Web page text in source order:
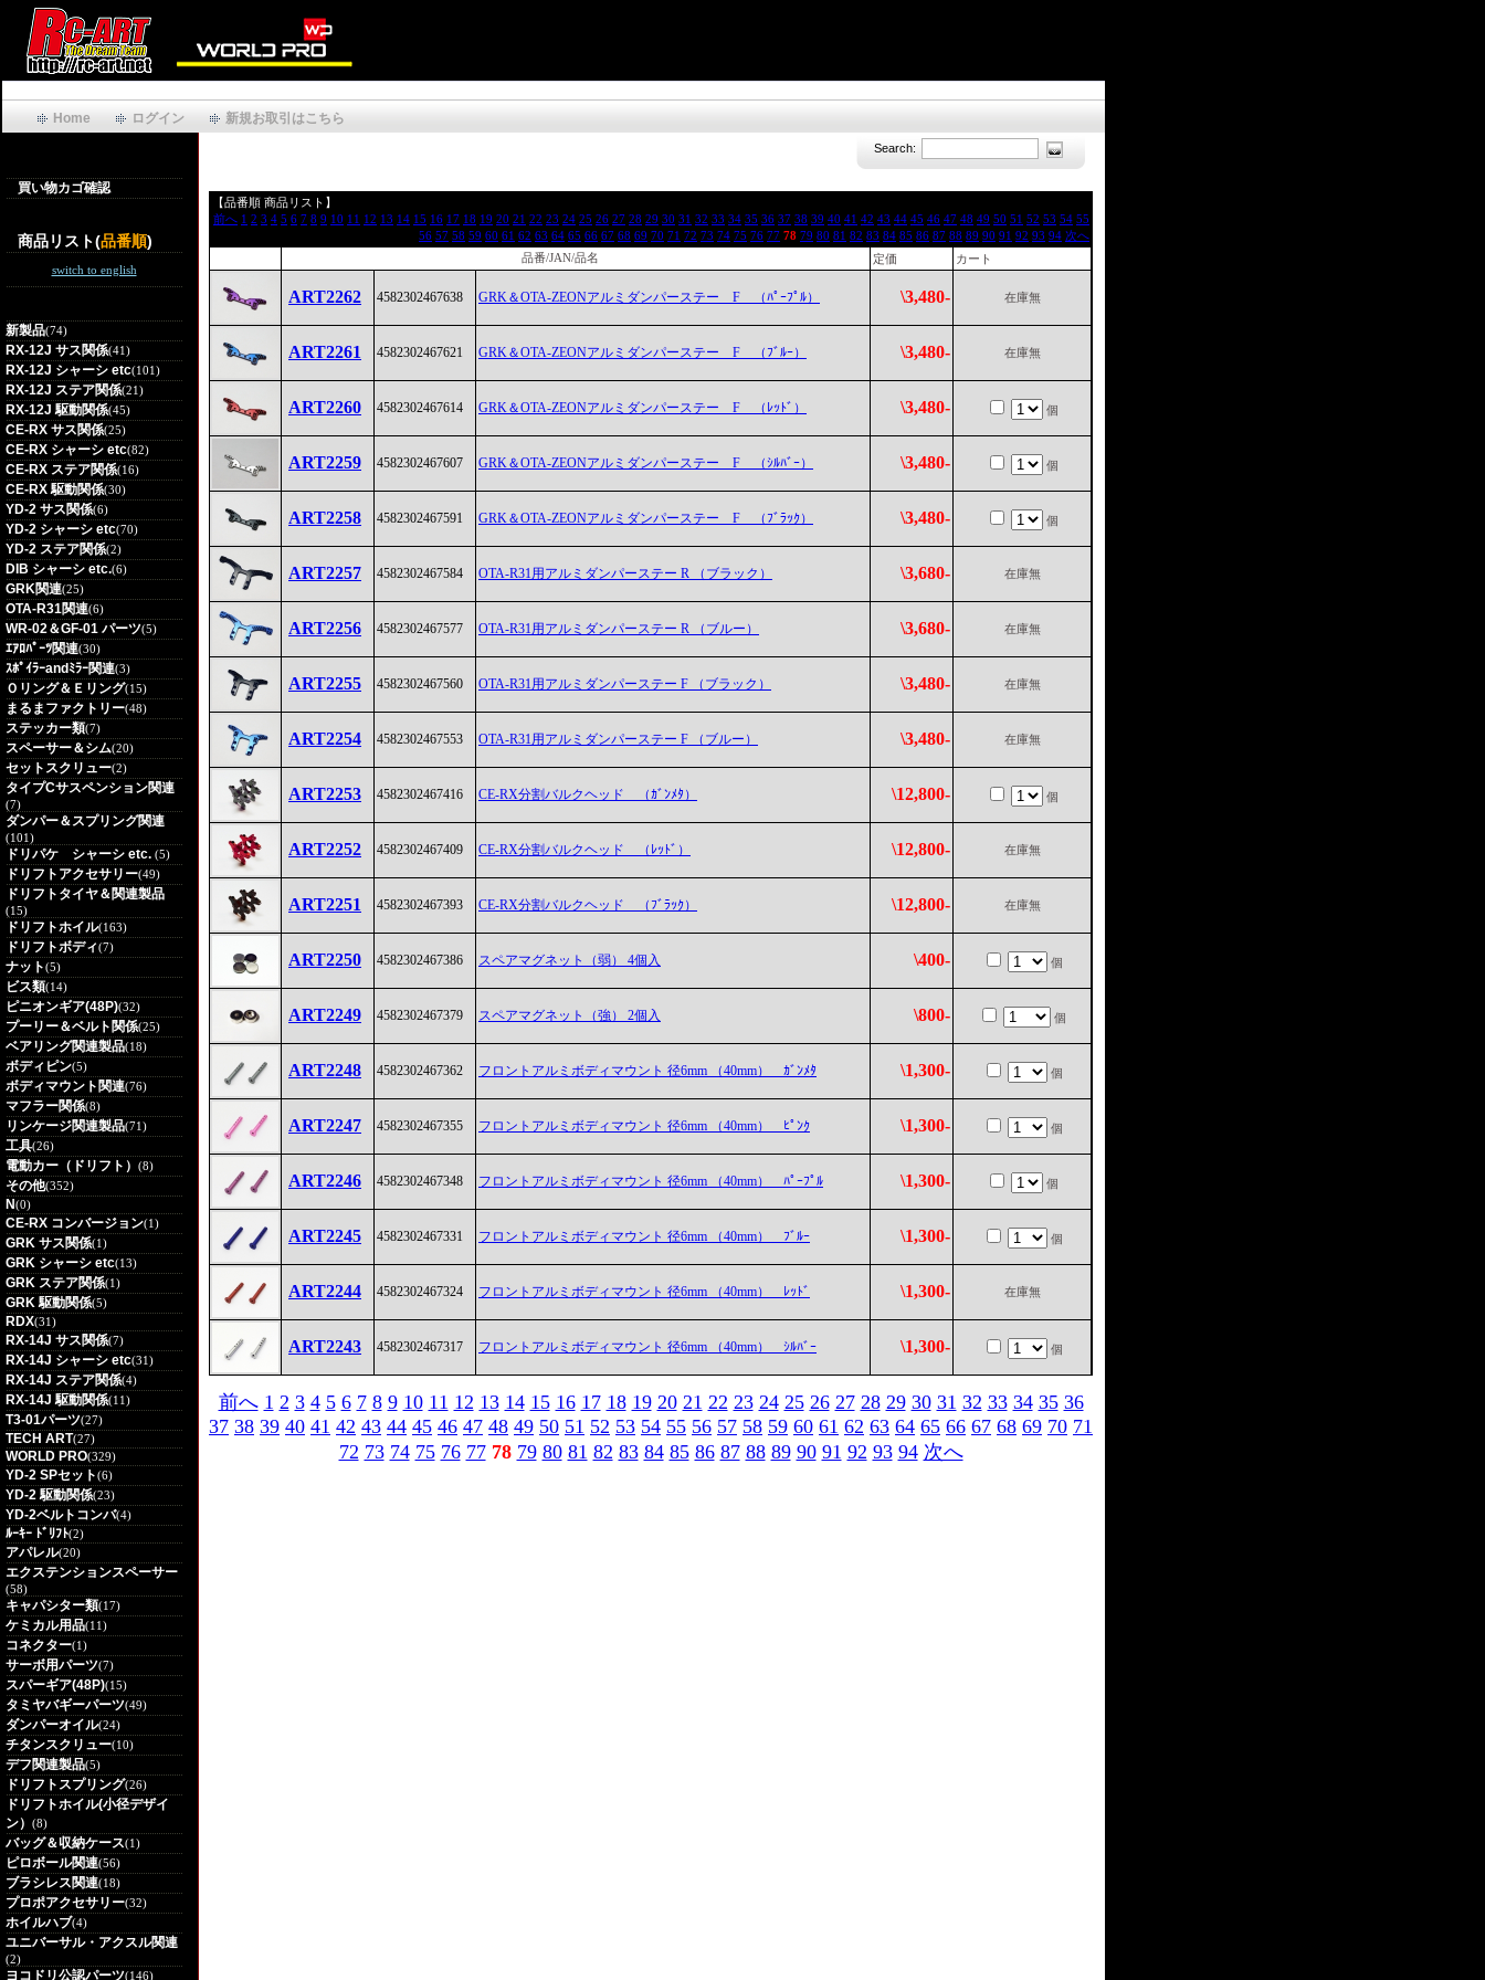
Home ログイン 新規お取引はこちら
Search:
買い物カゴ確認
商品リスト(品番順)
switch to english
新製品(74)
RX-12J サス関係(41)
RX-12J シャーシ etc(101)
RX-12J ステア関係(21)
RX-12J 駆動関係(45)
CE-RX サス関係(25)
CE-RX シャーシ etc(82)
CE-RX ステア関係(16)
CE-RX 駆動関係(30)
YD-2 サス関係(6)
YD-2 シャーシ etc(70)
YD-2 ステア関係(2)
DIB シャーシ etc.(6)
GRK関連(25)
OTA-R31関連(6)
WR-02＆GF-01 パーツ(5)
ｴｱﾛﾊﾟｰﾂ関連(30)
ｽﾎﾟｲﾗｰandﾐﾗｰ関連(3)
Ｏリング＆Ｅリング(15)
まるまファクトリー(48)
ステッカー類(7)
スペーサー＆シム(20)
セットスクリュー(2)
タイプCサスペンション関連
(7)
ダンパー＆スプリング関連
(101)
ドリパケ シャーシ etc. (5)
ドリフトアクセサリー(49)
ドリフトタイヤ＆関連製品
(15)
ドリフトホイル(163)
ドリフトボディ(7)
ナット(5)
ビス類(14)
ピニオンギア(48P)(32)
プーリー＆ベルト関係(25)
ベアリング関連製品(18)
ボディピン(5)
ボディマウント関連(76)
マフラー関係(8)
リンケージ関連製品(71)
工具(26)
電動カー（ドリフト） (8)
その他(352)
N(0)
CE-RX コンバージョン(1)
GRK サス関係(1)
GRK シャーシ etc(13)
GRK ステア関係(1)
GRK 駆動関係(5)
RDX(31)
RX-14J サス関係(7)
RX-14J シャーシ etc(31)
RX-14J ステア関係(4)
RX-14J 駆動関係(11)
T3-01パーツ(27)
TECH ART(27)
WORLD PRO(329)
YD-2 SPセット(6)
YD-2 駆動関係(23)
YD-2ベルトコンバ(4)
ﾙｰｷｰ ﾄﾞﾘﾌﾄ(2)
アパレル(20)
エクステンションスペーサー
(58)
キャパシター類(17)
ケミカル用品(11)
コネクター(1)
サーボ用パーツ(7)
スパーギア(48P)(15)
タミヤバギーパーツ(49)
ダンパーオイル(24)
チタンスクリュー(10)
デフ関連製品(5)
ドリフトスプリング(26)
ドリフトホイル(小径デザイ
ン） (8)
バッグ＆収納ケース(1)
ピロボール関連(56)
ブラシレス関連(18)
プロポアクセサリー(32)
ホイルハブ(4)
ユニバーサル・アクスル関連
(2)
ヨコドリ公認パーツ(146)
【品番順 商品リスト】
前へ 1 2 3 4 5 6 7 8 9 10 11 12 13 14 15 16 17 18 19 20 21 22 23 24 25 26 27 28 29 30 31 32 33 34 35 36 37 38 39 40 41 42 43 44 45 46 47 48 49 50 51 52 53 54 55
56 57 58 59 60 61 62 63 64 65 66 67 68 69 70 71 72 73 74 75 76 77 78 79 80 81 82 83 84 85 86 87 88 89 90 91 92 93 94 次へ
品番/JAN/品名
定価 カート
ART2262 4582302467638 GRK＆OTA-ZEONアルミダンパーステー F （ﾊﾟｰﾌﾟﾙ） \3,480- 在庫無
ART2261 4582302467621 GRK＆OTA-ZEONアルミダンパーステー F （ﾌﾞﾙｰ） \3,480- 在庫無
ART2260 4582302467614 GRK＆OTA-ZEONアルミダンパーステー F （ﾚｯﾄﾞ） \3,480- 個
ART2259 4582302467607 GRK＆OTA-ZEONアルミダンパーステー F （ｼﾙﾊﾞｰ） \3,480- 個
ART2258 4582302467591 GRK＆OTA-ZEONアルミダンパーステー F （ﾌﾞﾗｯｸ） \3,480- 個
ART2257 4582302467584 OTA-R31用アルミダンパーステー R （ブラック） \3,680- 在庫無
ART2256 4582302467577 OTA-R31用アルミダンパーステー R （ブルー） \3,680- 在庫無
ART2255 4582302467560 OTA-R31用アルミダンパーステー F （ブラック） \3,480- 在庫無
ART2254 4582302467553 OTA-R31用アルミダンパーステー F （ブルー） \3,480- 在庫無
ART2253 4582302467416 CE-RX分割バルクヘッド （ｶﾞﾝﾒﾀ） \12,800- 個
ART2252 4582302467409 CE-RX分割バルクヘッド （ﾚｯﾄﾞ） \12,800- 在庫無
ART2251 4582302467393 CE-RX分割バルクヘッド （ﾌﾞﾗｯｸ） \12,800- 在庫無
ART2250 4582302467386 スペアマグネット（弱） 4個入 \400- 個
ART2249 4582302467379 スペアマグネット（強） 2個入 \800- 個
ART2248 4582302467362 フロントアルミボディマウント 径6mm （40mm） ｶﾞﾝﾒﾀ \1,300- 個
ART2247 4582302467355 フロントアルミボディマウント 径6mm （40mm） ﾋﾟﾝｸ \1,300- 個
ART2246 4582302467348 フロントアルミボディマウント 径6mm （40mm） ﾊﾟｰﾌﾟﾙ \1,300- 個
ART2245 4582302467331 フロントアルミボディマウント 径6mm （40mm） ﾌﾞﾙｰ \1,300- 個
ART2244 4582302467324 フロントアルミボディマウント 径6mm （40mm） ﾚｯﾄﾞ \1,300- 在庫無
ART2243 4582302467317 フロントアルミボディマウント 径6mm （40mm） ｼﾙﾊﾞｰ \1,300- 個
前へ 1 2 3 4 5 6 7 8 9 10 11 12 13 14 15 16 17 18 19 20 21 22 23 24 25 26 27 28 29 30 31 32 33 34 35 36
37 38 39 40 41 42 43 44 45 46 47 48 49 50 51 52 53 54 55 56 57 58 59 60 61 62 63 64 65 66 67 68 69 70 71
72 73 74 75 76 77 78 79 80 81 82 83 84 85 86 87 88 89 90 91 92 93 94 次へ